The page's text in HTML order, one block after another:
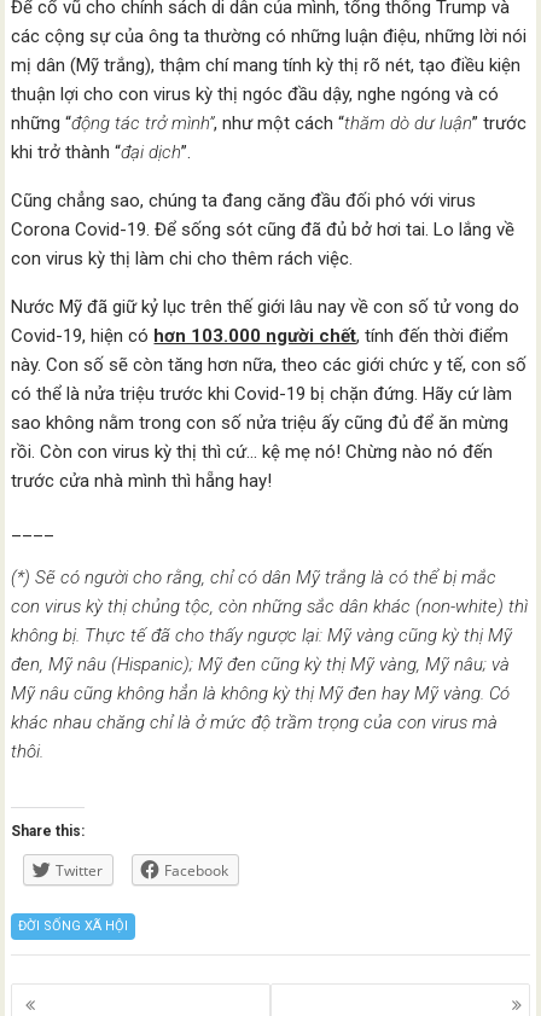
Để cổ vũ cho chính sách di dân của mình, tổng thống Trump và
các cộng sự của ông ta thường có những luận điệu, những lời nói
mị dân (Mỹ trắng), thậm chí mang tính kỳ thị rõ nét, tạo điều kiện
thuận lợi cho con virus kỳ thị ngóc đầu dậy, nghe ngóng và có
những “động tác trở mình”, như một cách “thăm dò dư luận” trước
khi trở thành “đại dịch”.
Cũng chẳng sao, chúng ta đang căng đầu đối phó với virus
Corona Covid-19. Để sống sót cũng đã đủ bở hơi tai. Lo lắng về
con virus kỳ thị làm chi cho thêm rách việc.
Nước Mỹ đã giữ kỷ lục trên thế giới lâu nay về con số tử vong do
Covid-19, hiện có hơn 103.000 người chết, tính đến thời điểm
này. Con số sẽ còn tăng hơn nữa, theo các giới chức y tế, con số
có thể là nửa triệu trước khi Covid-19 bị chặn đứng. Hãy cứ làm
sao không nằm trong con số nửa triệu ấy cũng đủ để ăn mừng
rồi. Còn con virus kỳ thị thì cứ… kệ mẹ nó! Chừng nào nó đến
trước cửa nhà mình thì hẵng hay!
(*) Sẽ có người cho rằng, chỉ có dân Mỹ trắng là có thể bị mắc
con virus kỳ thị chủng tộc, còn những sắc dân khác (non-white) thì
không bị. Thực tế đã cho thấy ngược lại: Mỹ vàng cũng kỳ thị Mỹ
đen, Mỹ nâu (Hispanic); Mỹ đen cũng kỳ thị Mỹ vàng, Mỹ nâu; và
Mỹ nâu cũng không hẳn là không kỳ thị Mỹ đen hay Mỹ vàng. Có
khác nhau chăng chỉ là ở mức độ trầm trọng của con virus mà
thôi.
Share this:
Twitter Facebook
ĐỜI SỐNG XÃ HỘI
Posts